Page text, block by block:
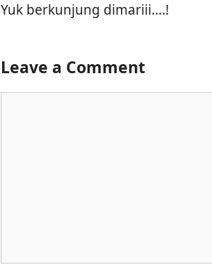
Yuk berkunjung dimariii….!
Leave a Comment